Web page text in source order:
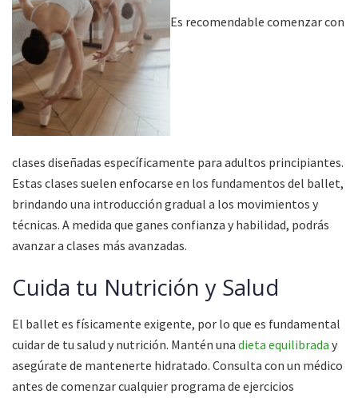
Es recomendable comenzar con
clases diseñadas específicamente para adultos principiantes.
Estas clases suelen enfocarse en los fundamentos del ballet,
brindando una introducción gradual a los movimientos y
técnicas. A medida que ganes confianza y habilidad, podrás
avanzar a clases más avanzadas.
Cuida tu Nutrición y Salud
El ballet es físicamente exigente, por lo que es fundamental
cuidar de tu salud y nutrición. Mantén una dieta equilibrada y
asegúrate de mantenerte hidratado. Consulta con un médico
antes de comenzar cualquier programa de ejercicios